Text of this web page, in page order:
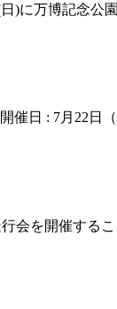
)に万博記念
催日 : 7月22日
会を開催する